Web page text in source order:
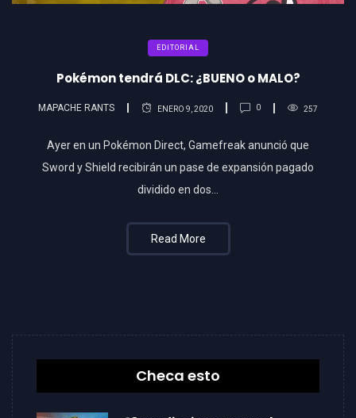
EDITORIAL
Pokémon tendrá DLC: ¿BUENO o MALO?
MAPACHE RANTS ENERO 9, 2020 0 257
Ayer en un Pokémon Direct, Gamefreak anunció que
Sword y Shield recibirán un pase de expansión pagado
dividido en dos…
Read More
Checa esto